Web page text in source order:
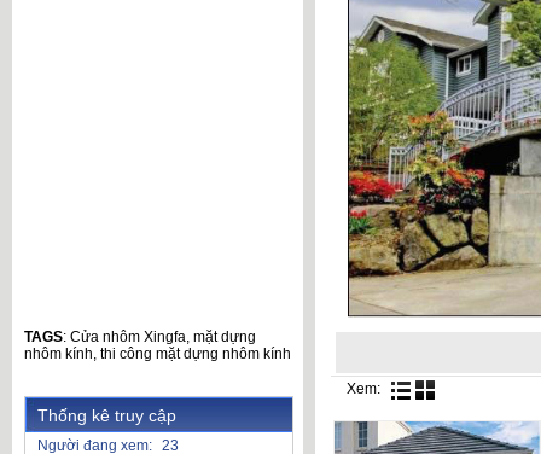
TAGS: Cửa nhôm Xingfa, mặt dựng
nhôm kính, thi công mặt dựng nhôm kính
Thống kê truy cập
Người đang xem: 23
Xem: